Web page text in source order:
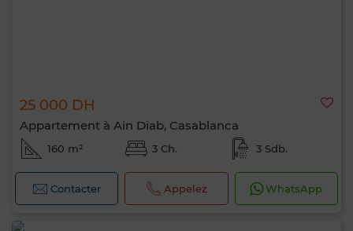
25 000 DH
Appartement à Ain Diab, Casablanca
160 m² 3 Ch. 3 Sdb.
Contacter Appelez WhatsApp